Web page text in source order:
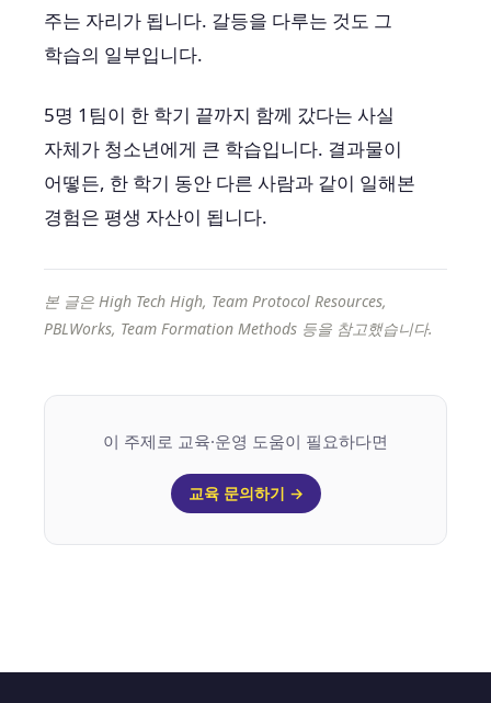
주는 자리가 됩니다. 갈등을 다루는 것도 그
학습의 일부입니다.
5명 1팀이 한 학기 끝까지 함께 갔다는 사실
자체가 청소년에게 큰 학습입니다. 결과물이
어떻든, 한 학기 동안 다른 사람과 같이 일해본
경험은 평생 자산이 됩니다.
본 글은 High Tech High, Team Protocol Resources,
PBLWorks, Team Formation Methods 등을 참고했습니다.
이 주제로 교육·운영 도움이 필요하다면
교육 문의하기 →